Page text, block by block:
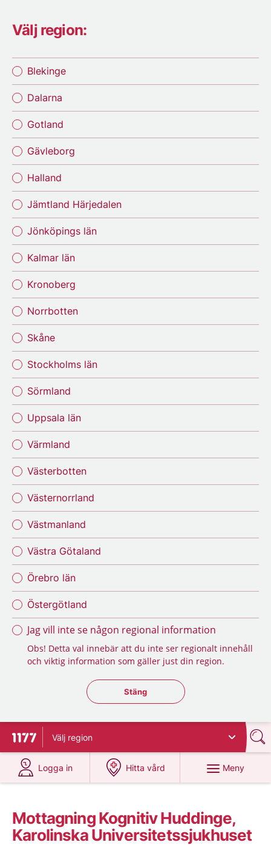
Välj region:
Blekinge
Dalarna
Gotland
Gävleborg
Halland
Jämtland Härjedalen
Jönköpings län
Kalmar län
Kronoberg
Norrbotten
Skåne
Stockholms län
Sörmland
Uppsala län
Värmland
Västerbotten
Västernorrland
Västmanland
Västra Götaland
Örebro län
Östergötland
Jag vill inte se någon regional information
Obs! Detta val innebär att du inte ser regionalt innehåll
och viktig information som gäller just din region.
Stäng regionsväljaren
Stäng
Till startsidan för 1177
Välj region
Logga in
på 1177.se
Hitta vård
på 1177.se
Meny
Mottagning Kognitiv Huddinge,
Karolinska Universitetssjukhuset